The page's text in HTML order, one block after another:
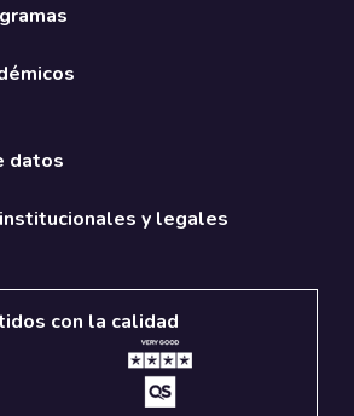
datos
y legales
con la calidad